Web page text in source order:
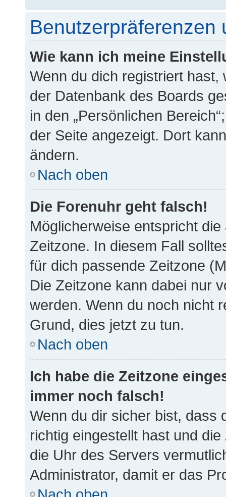
Benutzerpräferenzen
Wie kann ich meine
Wenn du dich registriert hast,
der Datenbank des Boards
in den „Persönlichen
der Seite angezeigt. Dort
ändern.
Nach oben
Die Forenuhr geht falsch!
Möglicherweise entspricht
Zeitzone. In diesem Fall
für dich passende Zeitzone
Die Zeitzone kann dabei nur
werden. Wenn du noch nicht
Grund, dies jetzt zu tun.
Nach oben
Ich habe die Zeitzone
immer noch falsch!
Wenn du dir sicher bist, dass
richtig eingestellt hast und
die Uhr des Servers
Administrator, damit er das